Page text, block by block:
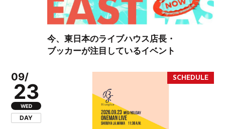
今、東日本のライブハウス店長・
ブッカーが注目しているイベント
09/
23
WED
DAY